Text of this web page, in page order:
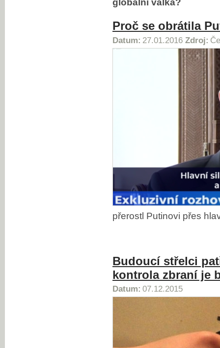
globální válka?
Proč se obrátila
Datum: 27.01.2016 Zdroj:
přerostl Putinovi přes
Budoucí střelci
kontrola zbraní je
Datum: 07.12.2015